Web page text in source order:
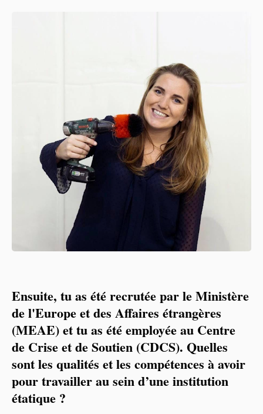
Ensuite, tu as été recrutée par le Ministère
de l'Europe et des Affaires étrangères
(MEAE) et tu as été employée au Centre
de Crise et de Soutien (CDCS). Quelles
sont les qualités et les compétences à avoir
pour travailler au sein d’une institution
étatique ?